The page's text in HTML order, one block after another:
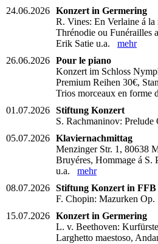
24.06.2026 Konzert in Germering
R. Vines: En Verlaine á
Thrénodie ou Funérailles
Erik Satie u.a. mehr
26.06.2026 Pour le piano
Konzert im Schloss
Premium Reihen 30€,
Trios morceaux en forme
01.07.2026 Stiftung Konzert
S. Rachmaninov:
05.07.2026 Klaviernachmittag
Menzinger Str. 1, 80638
Bruyéres, Hommage á S.
u.a. mehr
08.07.2026 Stiftung Konzert in FFB
F. Chopin: Mazurken Op.
15.07.2026 Konzert in Germering
L. v. Beethoven:
Larghetto maestoso,